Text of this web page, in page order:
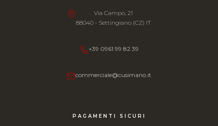
Via Campo, 21
88040 - Settingiano (CZ) IT
+39 0961 99 82 39
commerciale@cusimano.it
PAGAMENTI SICURI